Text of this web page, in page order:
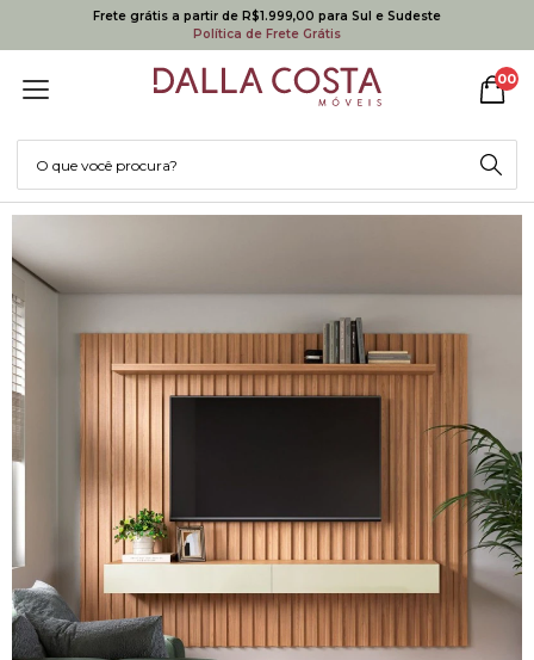
Frete grátis a partir de R$1.999,00 para Sul e Sudeste
Política de Frete Grátis
00